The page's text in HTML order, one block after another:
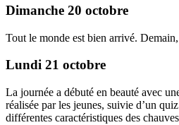
Dimanche 20 octobre
Tout le monde est bien arrivé.
Lundi 21 octobre
La journée a débuté en beauté avec
réalisée par les jeunes, suivie d’un
différentes caractéristiques des